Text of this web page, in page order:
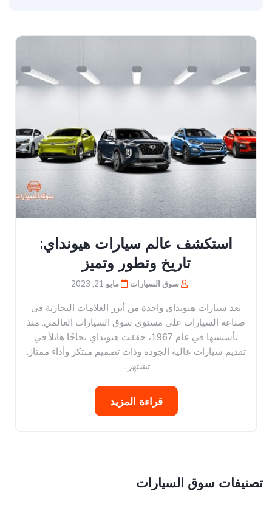
استكشف عالم سيارات هيونداي:
تاريخ وتطور وتميز
سوق السيارات مايو 21, 2023
تعد سيارات هيونداي واحدة من أبرز العلامات التجارية في
صناعة السيارات على مستوى سوق السيارات العالمي. منذ
تأسيسها في عام 1967، حققت هيونداي نجاحًا هائلاً في
تقديم سيارات عالية الجودة وذات تصميم مبتكر وأداء ممتاز.
تشتهر...
قراءة المزيد
تصنيفات سوق السيارات